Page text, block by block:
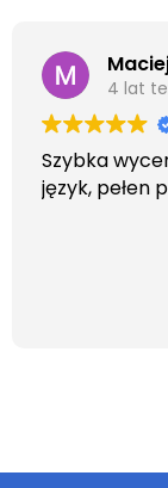
4 lat
Szybka
język, pełen